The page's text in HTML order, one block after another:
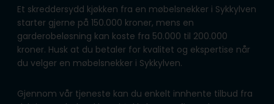
Et skreddersydd kjøkken fra en møbelsnekker i Sykkylven
starter gjerne på 150.000 kroner, mens en
garderobeløsning kan koste fra 50.000 til 200.000
kroner. Husk at du betaler for kvalitet og ekspertise når
du velger en møbelsnekker i Sykkylven.
Gjennom vår tjeneste kan du enkelt innhente tilbud fra